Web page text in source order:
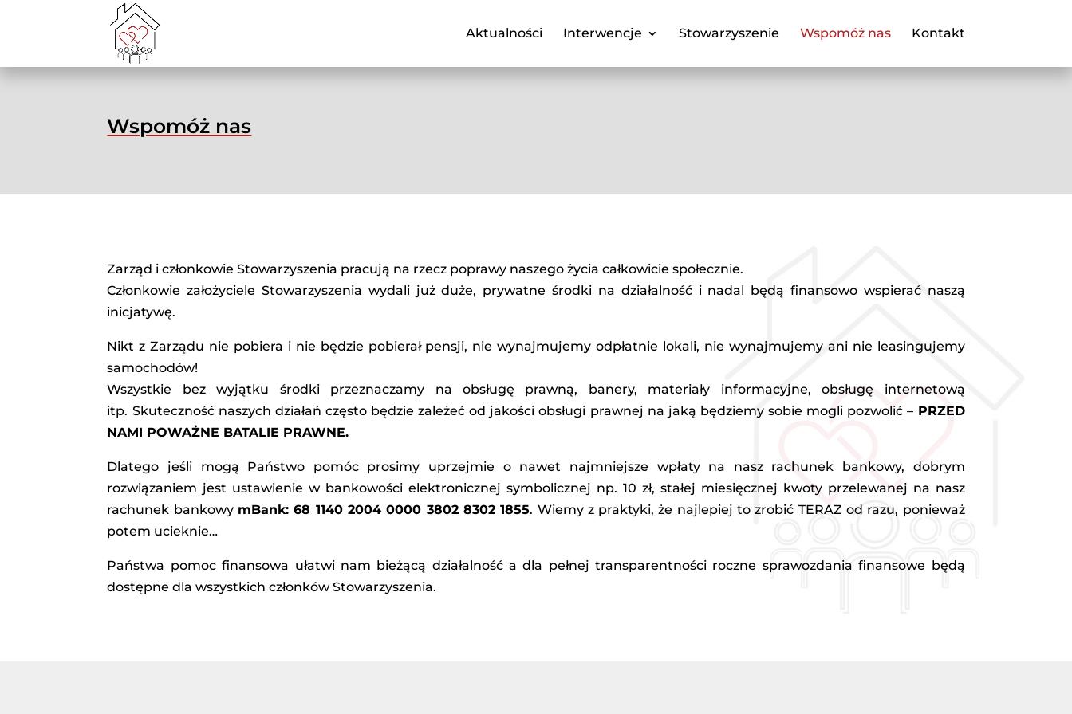
Aktualności Interwencje Stowarzyszenie Wspomóż nas Kontakt
Wspomóż nas
Zarząd i członkowie Stowarzyszenia pracują na rzecz poprawy naszego życia całkowicie społecznie.
Członkowie założyciele Stowarzyszenia wydali już duże, prywatne środki na działalność i nadal będą finansowo wspierać naszą
inicjatywę.
Nikt z Zarządu nie pobiera i nie będzie pobierał pensji, nie wynajmujemy odpłatnie lokali, nie wynajmujemy ani nie leasingujemy
samochodów!
Wszystkie bez wyjątku środki przeznaczamy na obsługę prawną, banery, materiały informacyjne, obsługę internetową
itp. Skuteczność naszych działań często będzie zależeć od jakości obsługi prawnej na jaką będziemy sobie mogli pozwolić – PRZED
NAMI POWAŻNE BATALIE PRAWNE.
Dlatego jeśli mogą Państwo pomóc prosimy uprzejmie o nawet najmniejsze wpłaty na nasz rachunek bankowy, dobrym
rozwiązaniem jest ustawienie w bankowości elektronicznej symbolicznej np. 10 zł, stałej miesięcznej kwoty przelewanej na nasz
rachunek bankowy mBank: 68 1140 2004 0000 3802 8302 1855. Wiemy z praktyki, że najlepiej to zrobić TERAZ od razu, ponieważ
potem ucieknie…
Państwa pomoc finansowa ułatwi nam bieżącą działalność a dla pełnej transparentności roczne sprawozdania finansowe będą
dostępne dla wszystkich członków Stowarzyszenia.